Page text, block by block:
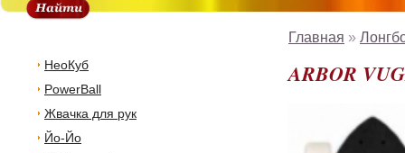
НеоКуб
PowerBall
Жвачка для рук
Йо-Йо
Главная »
ARBOR